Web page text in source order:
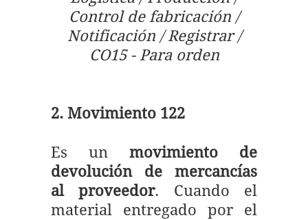
Control de fabricación /
Notificación / Registrar /
CO15 - Para orden
2. Movimiento 122
Es un movimiento de
devolución de mercancías
al proveedor. Cuando el
material entregado por el